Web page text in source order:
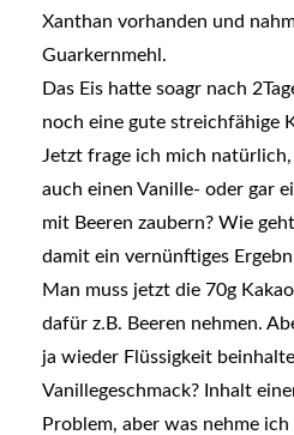
Xanthan vorhanden und
Guarkernmehl.
Das Eis hatte soagr nach
noch eine gute streichfähige
Jetzt frage ich mich
auch einen Vanille- oder gar
mit Beeren zaubern? Wie
damit ein vernünftiges
Man muss jetzt die 70g
dafür z.B. Beeren nehmen.
ja wieder Flüssigkeit
Vanillegeschmack? Inhalt
Problem, aber was nehme